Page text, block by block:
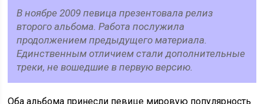
В ноябре 2009 певица презентовала релиз
второго альбома. Работа послужила
продолжением предыдущего материала.
Единственным отличием стали дополнительные
треки, не вошедшие в первую версию.
Оба альбома принесли певице мировую популярность